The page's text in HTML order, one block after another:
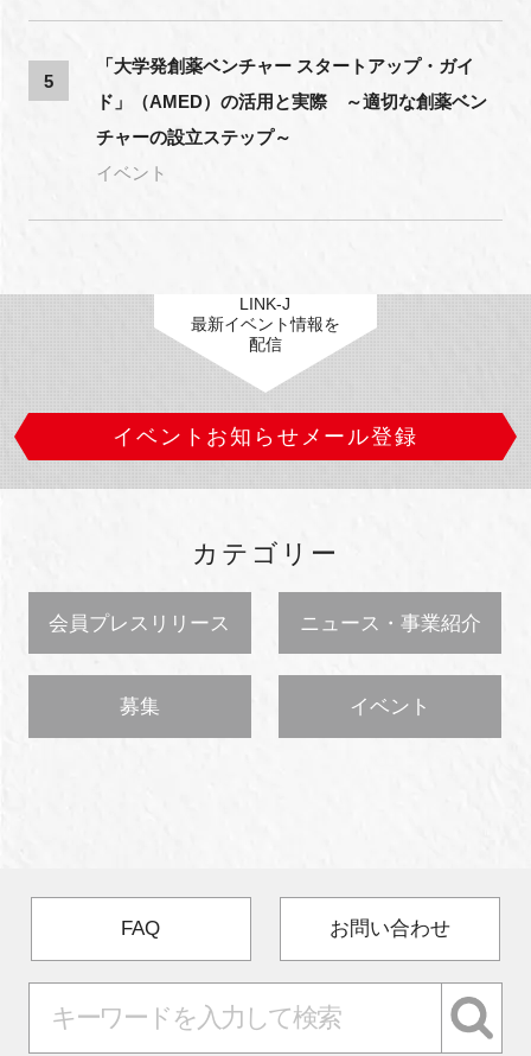
5
「大学発創薬ベンチャー スタートアップ・ガイ
ド」（AMED）の活用と実際 ～適切な創薬ベン
チャーの設立ステップ～
イベント
LINK-J
最新イベント情報を
配信
イベントお知らせメール登録
カテゴリー
会員プレスリリース ニュース・事業紹介
募集 イベント
FAQ お問い合わせ